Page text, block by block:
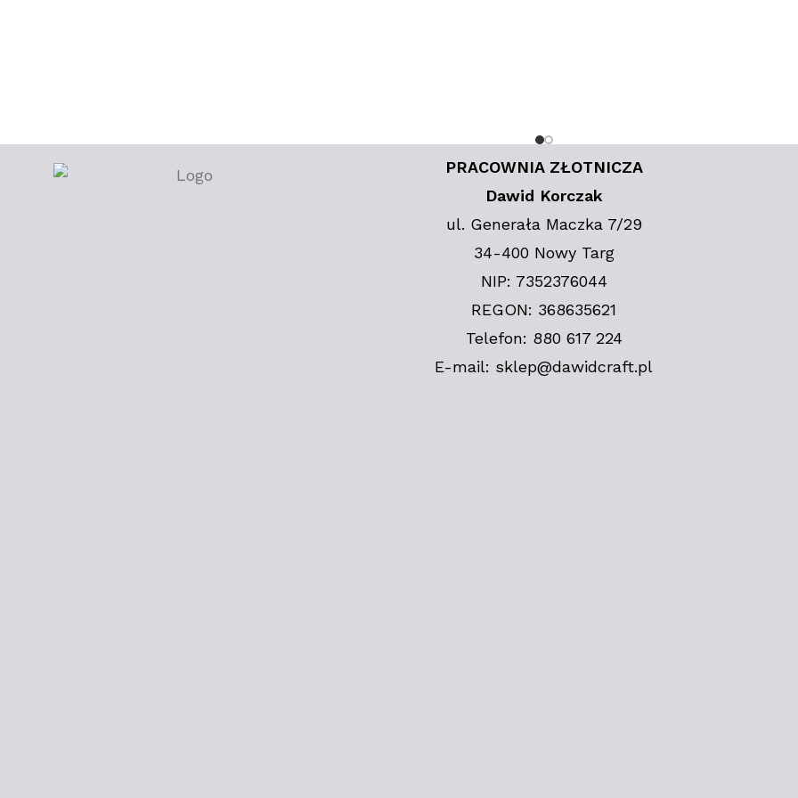
PRACOWNIA ZŁOTNICZA
Dawid Korczak
ul. Generała Maczka 7/29
34-400 Nowy Targ
NIP: 7352376044
REGON: 368635621
Telefon: 880 617 224
E-mail: sklep@dawidcraft.pl